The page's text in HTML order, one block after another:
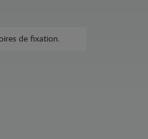
de fixation.